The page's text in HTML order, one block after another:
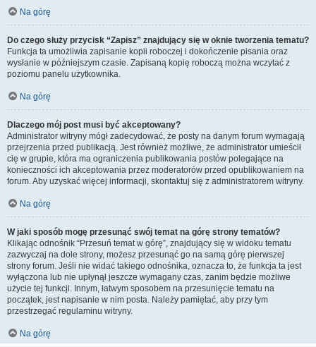
Na górę
Do czego służy przycisk “Zapisz” znajdujący się w oknie tworzenia tematu?
Funkcja ta umożliwia zapisanie kopii roboczej i dokończenie pisania oraz
wysłanie w późniejszym czasie. Zapisaną kopię roboczą można wczytać z
poziomu panelu użytkownika.
Na górę
Dlaczego mój post musi być akceptowany?
Administrator witryny mógł zadecydować, że posty na danym forum wymagają
przejrzenia przed publikacją. Jest również możliwe, że administrator umieścił
cię w grupie, która ma ograniczenia publikowania postów polegające na
konieczności ich akceptowania przez moderatorów przed opublikowaniem na
forum. Aby uzyskać więcej informacji, skontaktuj się z administratorem witryny.
Na górę
W jaki sposób mogę przesunąć swój temat na górę strony tematów?
Klikając odnośnik “Przesuń temat w górę”, znajdujący się w widoku tematu
zazwyczaj na dole strony, możesz przesunąć go na samą górę pierwszej
strony forum. Jeśli nie widać takiego odnośnika, oznacza to, że funkcja ta jest
wyłączona lub nie upłynął jeszcze wymagany czas, zanim będzie możliwe
użycie tej funkcji. Innym, łatwym sposobem na przesunięcie tematu na
początek, jest napisanie w nim posta. Należy pamiętać, aby przy tym
przestrzegać regulaminu witryny.
Na górę